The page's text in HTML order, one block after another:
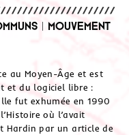
| Mouvement
au Moyen-Âge et est
et du logiciel libre :
fut exhumée en 1990
où l’avait
Hardin par un article de